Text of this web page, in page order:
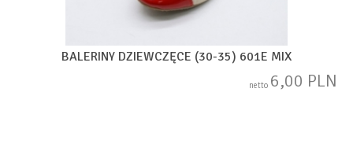
BALERINY DZIEWCZĘCE (30-35) 601E MIX
netto 6,00 PLN